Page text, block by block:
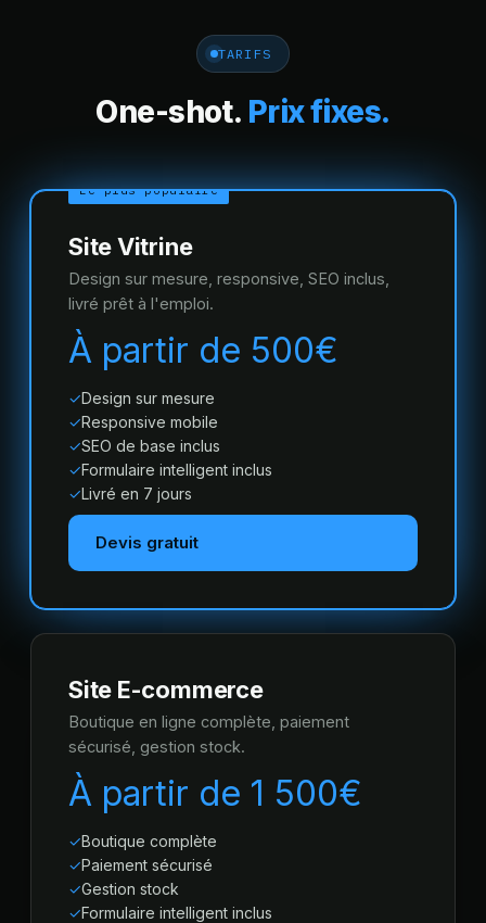
TARIFS
One-shot. Prix fixes.
Le plus populaire
Site Vitrine
Design sur mesure, responsive, SEO inclus,
livré prêt à l'emploi.
À partir de 500€
Design sur mesure
Responsive mobile
SEO de base inclus
Formulaire intelligent inclus
Livré en 7 jours
Devis gratuit
Site E-commerce
Boutique en ligne complète, paiement
sécurisé, gestion stock.
À partir de 1 500€
Boutique complète
Paiement sécurisé
Gestion stock
Formulaire intelligent inclus